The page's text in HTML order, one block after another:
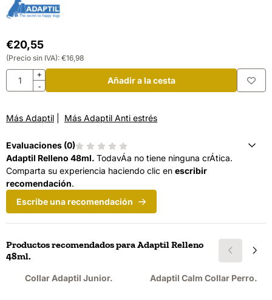
€20,55
(Precio sin IVA): €16,98
Cantidad
+
-
Añadir a la cesta
Más Adaptil Más Adaptil Anti estrés
Evaluaciones (0)
Adaptil Relleno 48ml. TodavÁ­a no tiene ninguna crÁ­tica.
Comparta su experiencia haciendo clic en escribir
recomendación.
Escribe una recomendación
Productos recomendados paraAdaptil Relleno
48ml.
Collar Adaptil Junior. Adaptil Calm Collar Perro.